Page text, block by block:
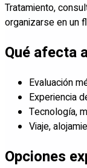
Tratamiento,
organizarse en un
Qué afecta
Evaluación
Experiencia
Tecnología,
Viaje,
Opciones